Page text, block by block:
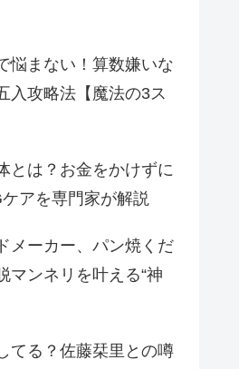
悩まない！算数嫌いな
入攻略法【魔法の3ス
とは？お金をかけずに
アを専門家が解説
メーカー、パン焼くだ
マンネリを叶える“神
てる？佐藤栞里との噂